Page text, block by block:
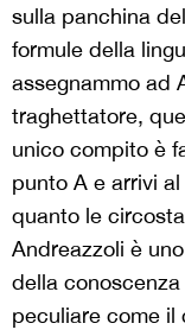
sulla panchina
formule della
assegnammo ad
traghettatore,
unico compito è
punto A e arrivi
quanto le
Andreazzoli è
della
peculiare come il